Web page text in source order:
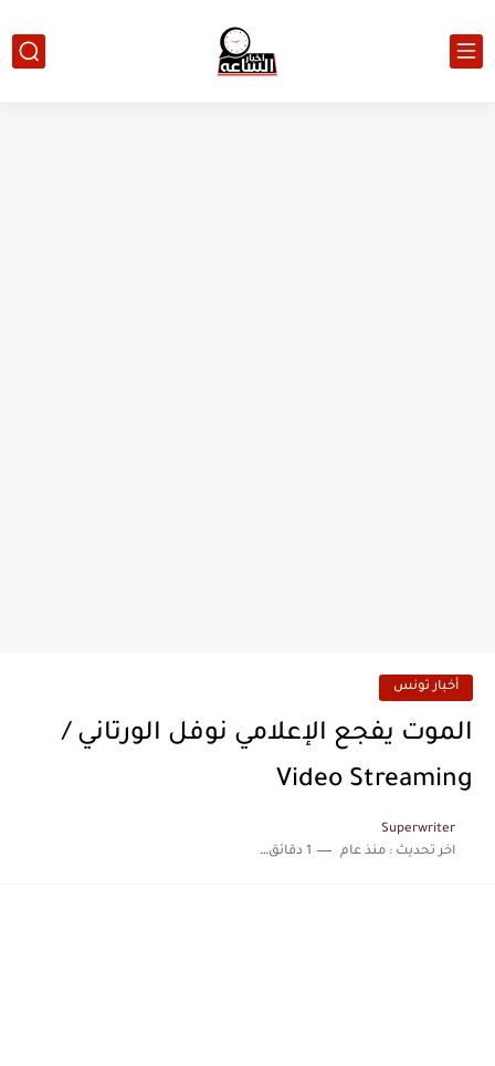
أخبار تونس
الموت يفجع الإعلامي نوفل الورتاني /
Video Streaming
Superwriter
اخر تحديث :منذ عام 1 دقائق للقراءة